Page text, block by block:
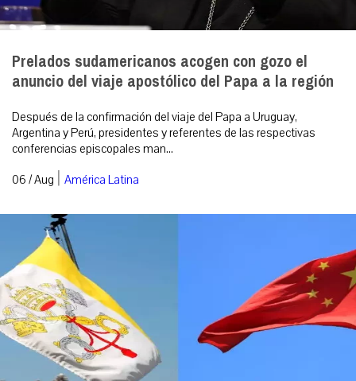
Prelados sudamericanos acogen con gozo el
anuncio del viaje apostólico del Papa a la región
Después de la confirmación del viaje del Papa a Uruguay,
Argentina y Perú, presidentes y referentes de las respectivas
conferencias episcopales man...
06 / Aug | América Latina